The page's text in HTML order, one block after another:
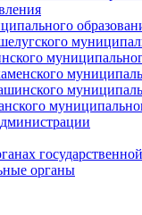
органы